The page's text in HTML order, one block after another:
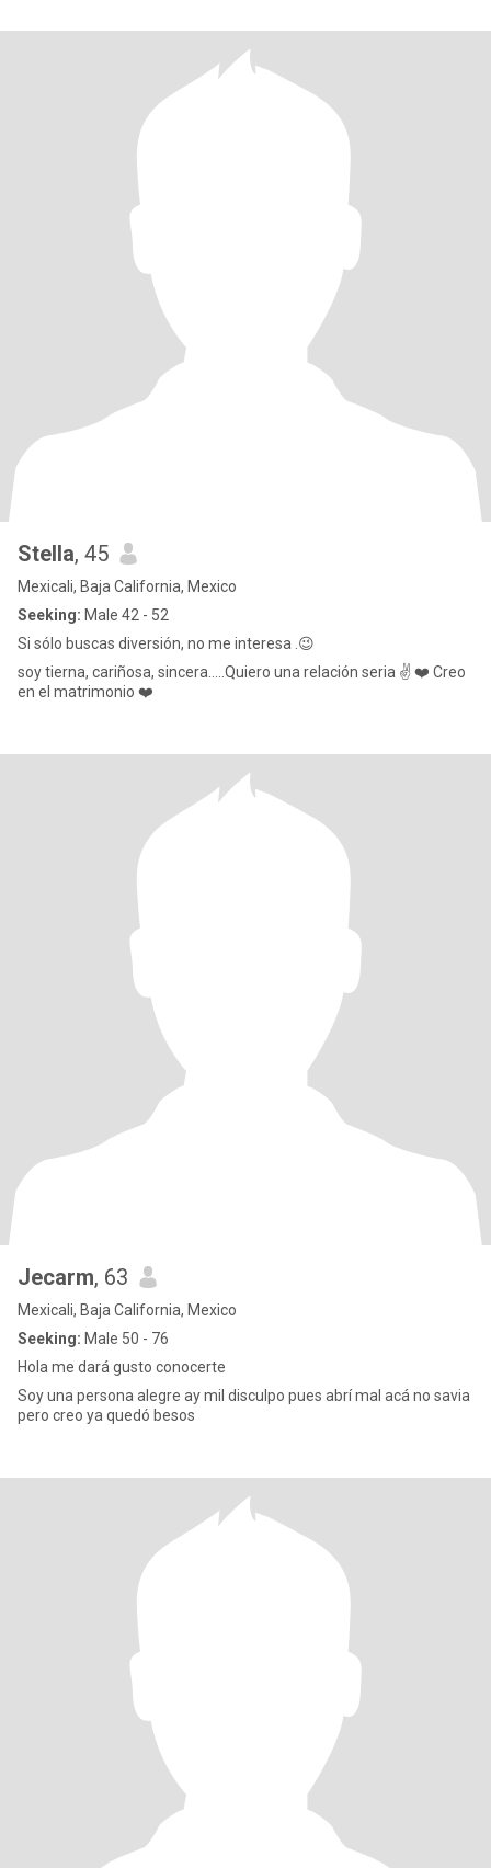
Stella, 45
Mexicali, Baja California, Mexico
Seeking: Male 42 - 52
Si sólo buscas diversión, no me interesa .😉
soy tierna, cariñosa, sincera.....Quiero una relación seria ✌️ ❤️ Creo
en el matrimonio ❤️
Jecarm, 63
Mexicali, Baja California, Mexico
Seeking: Male 50 - 76
Hola me dará gusto conocerte
Soy una persona alegre ay mil disculpo pues abrí mal acá no savia
pero creo ya quedó besos